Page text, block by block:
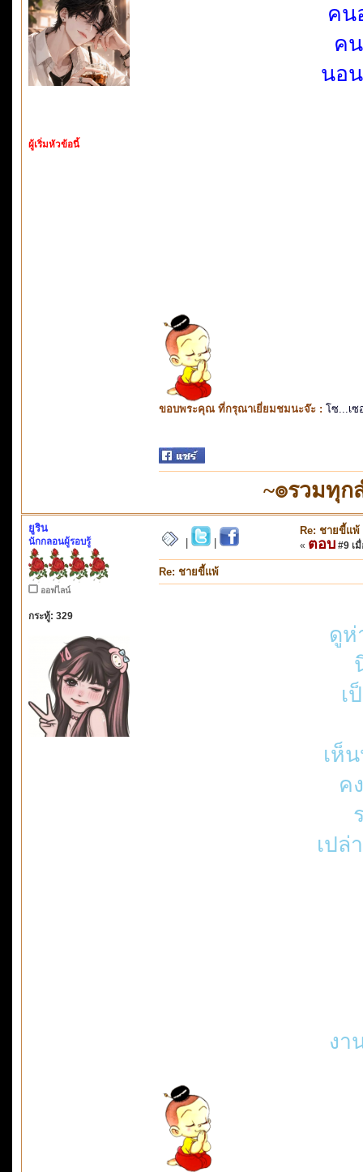
ผู้เริ่มหัวข้อนี้
คน
ค
นอ
ขอบพระคุณ ที่กรุณาเยี่ยมชมนะจ๊ะ : โซ...เซ
~๏รวมทุ
ยูริน
นักกลอนผู้รอบรู้
ออฟไลน์
กระทู้: 329
Re: ชายขี้แพ้
« ตอบ #9 เ
Re: ชายขี้แพ้
ดูห่
เ
เห็
ค
เปล่
งา